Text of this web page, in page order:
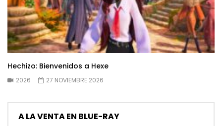
Hechizo: Bienvenidos a Hexe
2026 27 NOVIEMBRE 2026
A LA VENTA EN BLUE-RAY